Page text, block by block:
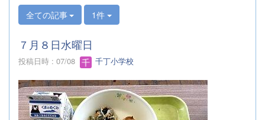
全ての記事 1件
７月８日水曜日
投稿日時 : 07/08 千丁小学校